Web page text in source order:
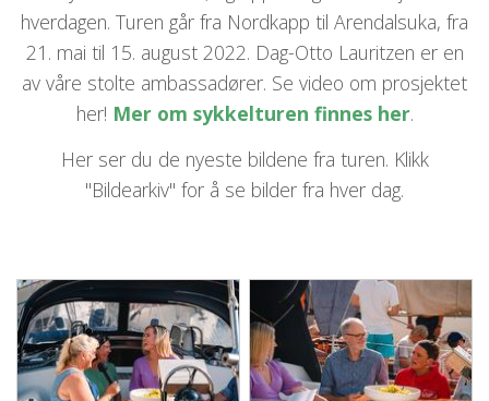
hverdagen. Turen går fra Nordkapp til Arendalsuka, fra
21. mai til 15. august 2022. Dag-Otto Lauritzen er en
av våre stolte ambassadører. Se video om prosjektet
her! Mer om sykkelturen finnes her.
Her ser du de nyeste bildene fra turen. Klikk
"Bildearkiv" for å se bilder fra hver dag.